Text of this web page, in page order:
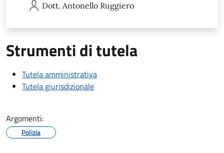
Dott. Antonello Ruggiero
Strumenti di tutela
Tutela amministrativa
Tutela giurisdizionale
Argomenti:
Polizia